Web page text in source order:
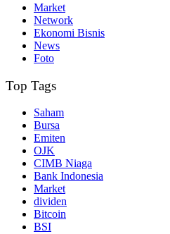
Market
Network
Ekonomi Bisnis
News
Foto
Top Tags
Saham
Bursa
Emiten
OJK
CIMB Niaga
Bank Indonesia
Market
dividen
Bitcoin
BSI